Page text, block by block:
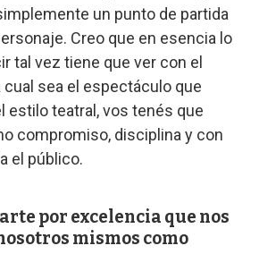
un punto de partida
Creo que en esencia lo
tal vez tiene que ver con el
sea el espectáculo que
estilo teatral, vos tenés que
compromiso, disciplina y con
el público.
por excelencia que nos
mismos como